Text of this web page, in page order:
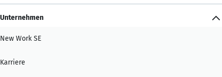
Unternehmen
New Work SE
Karriere